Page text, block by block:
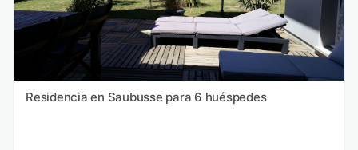
Residencia en Saubusse para 6 huéspedes